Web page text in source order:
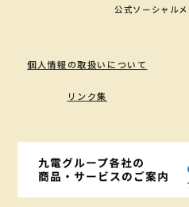
個人情報の取扱いについて
リンク集
公式ソーシャル